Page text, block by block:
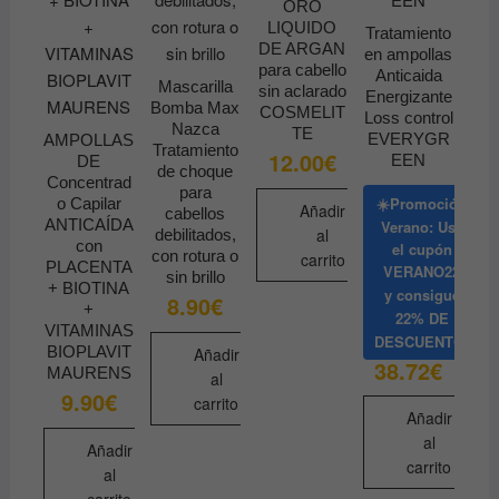
AMPOLLAS
DE
Concentrad
o Capilar
ANTICAÍDA
con
PLACENTA
+ BIOTINA
+
VITAMINAS
BIOPLAVIT
MAURENS
9.90€
Añadir
al
Mascarilla
Bomba Max
Nazca
Tratamiento
de choque
para
cabellos
debilitados,
con rotura o
sin brillo
8.90€
Añadir
al
carrito
ORO
LIQUIDO
DE ARGAN
para cabello
sin aclarado
COSMELIT
TE
12.00€
Añadir
al
carrito
Tratamiento
en ampollas
Anticaida
Energizante
Loss control
EVERYGR
EEN
☀️Promoción
Verano: Usa
el cupón
VERANO22
y consigue
22% DE
DESCUENTO
38.72€
Añadir
al
carrito